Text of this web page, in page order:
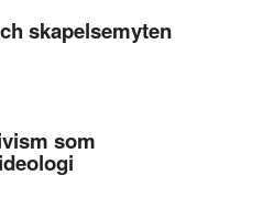
skapelsemyten
som